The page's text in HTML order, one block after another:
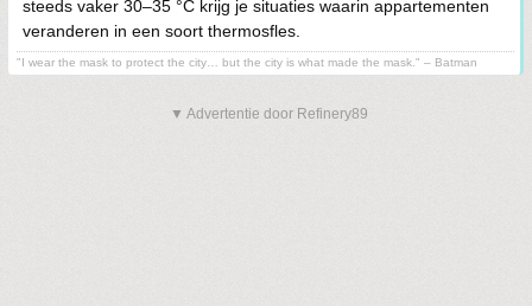
steeds vaker 30–35 °C krijg je situaties waarin appartementen
veranderen in een soort thermosfles.
"I wear the mask to protect the city… but the city is what made the mask." – Batman
▼ Advertentie door Refinery89